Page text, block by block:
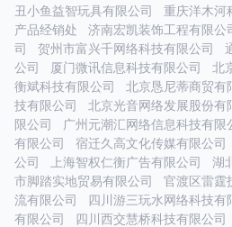
丑小鱼益智玩具有限公司
重庆洋木河
产品经销处
济南宏凯装饰工程有限公
司
贺州市富兴千网络科技有限公司
公司
厦门微讯信息科技有限公司 北
衡斌科技有限公司
北京恳尼蒂商贸有
技有限公司
北京光音网络发展股份有
限公司
广州元潮汇网络信息科技有限
有限公司
宿迁久高文化传媒有限公司
公司
上海智权仁衡广告有限公司 湖
市脚踏实地贸易有限公司
官渡区雷霆
流有限公司
四川游三玩水网络科技有
有限公司
四川西交慧桥科技有限公司